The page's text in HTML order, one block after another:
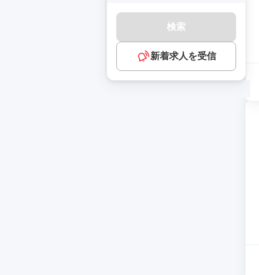
検索
新着求人を受信